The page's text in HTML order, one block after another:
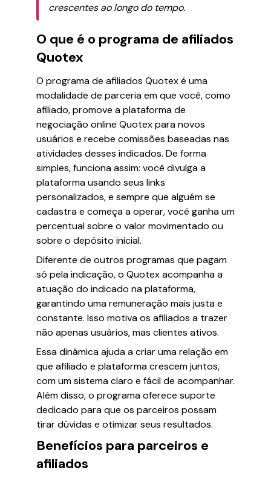
crescentes ao longo do tempo.
O que é o programa de afiliados
Quotex
O programa de afiliados Quotex é uma
modalidade de parceria em que você, como
afiliado, promove a plataforma de
negociação online Quotex para novos
usuários e recebe comissões baseadas nas
atividades desses indicados. De forma
simples, funciona assim: você divulga a
plataforma usando seus links
personalizados, e sempre que alguém se
cadastra e começa a operar, você ganha um
percentual sobre o valor movimentado ou
sobre o depósito inicial.
Diferente de outros programas que pagam
só pela indicação, o Quotex acompanha a
atuação do indicado na plataforma,
garantindo uma remuneração mais justa e
constante. Isso motiva os afiliados a trazer
não apenas usuários, mas clientes ativos.
Essa dinâmica ajuda a criar uma relação em
que afiliado e plataforma crescem juntos,
com um sistema claro e fácil de acompanhar.
Além disso, o programa oferece suporte
dedicado para que os parceiros possam
tirar dúvidas e otimizar seus resultados.
Benefícios para parceiros e
afiliados